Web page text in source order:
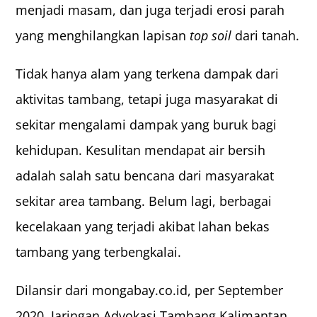
menjadi masam, dan juga terjadi erosi parah
yang menghilangkan lapisan top soil dari tanah.
Tidak hanya alam yang terkena dampak dari
aktivitas tambang, tetapi juga masyarakat di
sekitar mengalami dampak yang buruk bagi
kehidupan. Kesulitan mendapat air bersih
adalah salah satu bencana dari masyarakat
sekitar area tambang. Belum lagi, berbagai
kecelakaan yang terjadi akibat lahan bekas
tambang yang terbengkalai.
Dilansir dari mongabay.co.id, per September